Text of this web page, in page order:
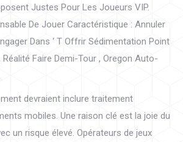
Justes Pour Les Joueurs VIP.
De Jouer Caractéristique : Annuler
Dans ‘ T Offrir Sédimentation Point
Réalité Faire Demi-Tour , Oregon Auto-
devraient inclure traitement
mobiles. Une raison clé est la joie du
un risque élevé. Opérateurs de jeux